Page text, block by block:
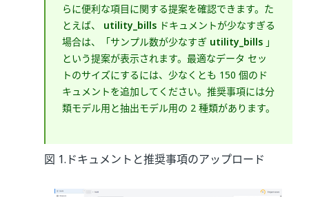
らに便利な項目に関する提案を確認できます。た
とえば、 utility_bills ドキュメントが少なすぎる
場合は、「サンプル数が少なすぎ utility_bills 」
という提案が表示されます。最適なデータ セッ
トのサイズにするには、少なくとも 150 個のド
キュメントを追加してください。推奨事項には分
類モデル用と抽出モデル用の 2 種類があります。
図 1.ドキュメントと推奨事項のアップロード